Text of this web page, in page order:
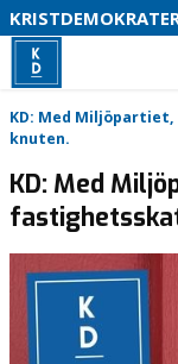
HEM
EVENT
INSÄNDARE
MOTIONER
KD: Med
knuten.
KD: Med